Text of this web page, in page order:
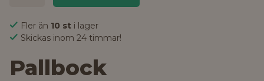
Fler än 10 st i lager
Skickas inom 24 timmar!
Pallbock